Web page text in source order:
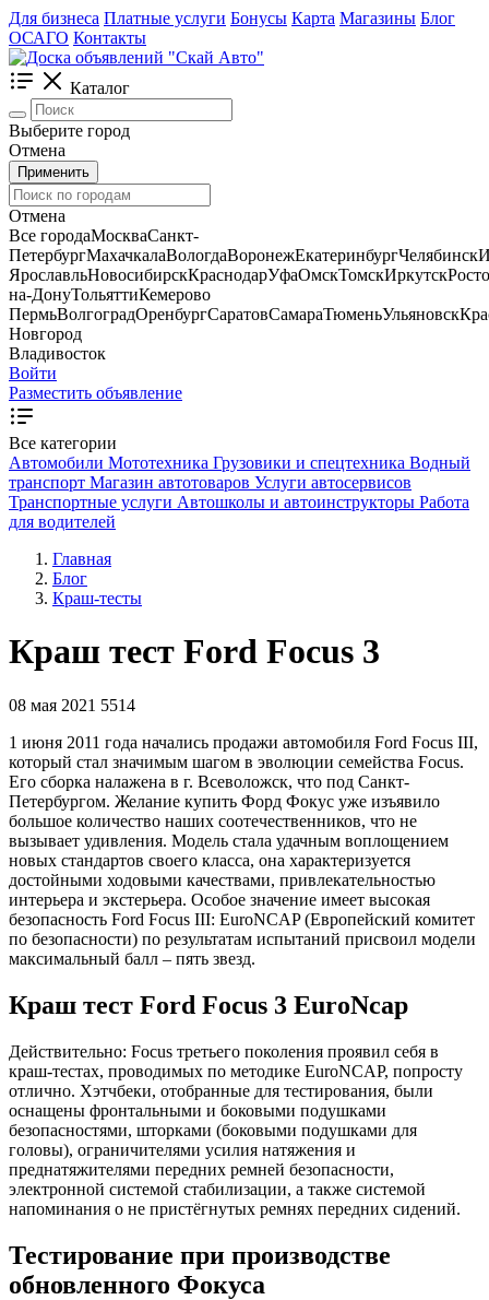
Для бизнеса Платные услуги Бонусы Карта Магазины Блог
ОСАГО Контакты
Каталог
Выберите город
Отмена
Применить
Отмена
Все городаМоскваСанкт-
ПетербургМахачкалаВологдаВоронежЕкатеринбургЧелябинск
ЯрославльНовосибирскКраснодарУфаОмскТомскИркутск
на-ДонуТольяттиКемерово
ПермьВолгоградОренбургСаратовСамараТюменьУльяновск
Новгород
Владивосток
Войти
Разместить объявление
Все категории
Автомобили Мототехника Грузовики и спецтехника Водный
транспорт Магазин автотоваров Услуги автосервисов
Транспортные услуги Автошколы и автоинструкторы Работа
для водителей
Главная
Блог
Краш-тесты
Краш тест Ford Focus 3
08 мая 2021 5514
1 июня 2011 года начались продажи автомобиля Ford Focus III,
который стал значимым шагом в эволюции семейства Focus.
Его сборка налажена в г. Всеволожск, что под Санкт-
Петербургом. Желание купить Форд Фокус уже изъявило
большое количество наших соотечественников, что не
вызывает удивления. Модель стала удачным воплощением
новых стандартов своего класса, она характеризуется
достойными ходовыми качествами, привлекательностью
интерьера и экстерьера. Особое значение имеет высокая
безопасность Ford Focus III: EuroNCAP (Европейский комитет
по безопасности) по результатам испытаний присвоил модели
максимальный балл – пять звезд.
Краш тест Ford Focus 3 EuroNcap
Действительно: Focus третьего поколения проявил себя в
краш-тестах, проводимых по методике EuroNCAP, попросту
отлично. Хэтчбеки, отобранные для тестирования, были
оснащены фронтальными и боковыми подушками
безопасностями, шторками (боковыми подушками для
головы), ограничителями усилия натяжения и
преднатяжителями передних ремней безопасности,
электронной системой стабилизации, а также системой
напоминания о не пристёгнутых ремнях передних сидений.
Тестирование при производстве
обновленного Фокуса